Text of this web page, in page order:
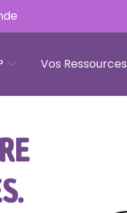
Vos Ressources